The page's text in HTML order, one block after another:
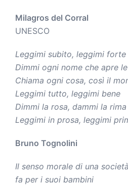
Milagros del Corral
UNESCO
Leggimi subito, leggimi forte
Dimmi ogni nome che apre
Chiama ogni cosa, così il
Leggimi tutto, leggimi bene
Dimmi la rosa, dammi la rima
Leggimi in prosa, leggimi
Bruno Tognolini
Il senso morale di una
fa per i suoi bambini